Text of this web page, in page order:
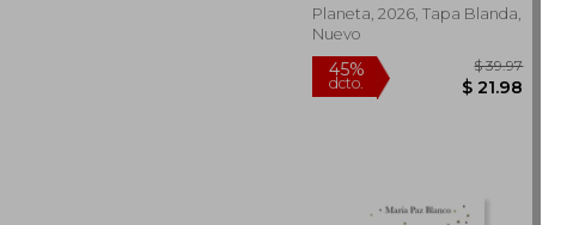
Planeta, 2026, Tapa Blanda,
Nuevo